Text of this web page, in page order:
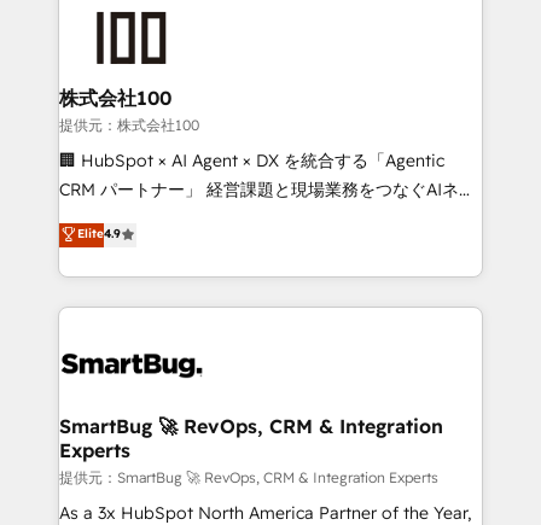
and build AI-powered workflows that drive adoption
from week one, in your time zone. What we do ➤
Onboarding: Live in weeks, with workflows built
around your business, not a template. ➤ Migration:
Move from any legacy CRM. Zero downtime, full data
run your revenue process. Sales, marketing, and
service wired together. ➤ AI and Integrations: Layer
tune-ups, feature rollouts, adoption coaching. Buying
HubSpot, switching to it, or reviving a stale portal?
We are built for the work.
株式会社100
提供元：株式会社100
🏢 HubSpot × AI Agent × DX を統合する「Agentic
CRM パートナー」 経営課題と現場業務をつなぐAIネイ
ティブ・エージェンシーとして、HubSpot Eliteの実装
力で顧客フロント業務を再設計します。 💡 100inc は何
をする会社か？ HubSpotを共通基盤に、AIエージェン
トを組み込んだ顧客フロント業務（マーケティング・営
ィブ・エージェンシーです。事業部・グループ会社・部
を、CRMを軸とした全社共通基盤に再構築します。意
思決定者・PMO・現場担当者に並走します。 1️⃣
HubSpot導入・活用支援 顧客データの一元化から、
GTMの見える化・自動化まで。全Hub統合運用、デー
Elite4.9
SmartBug 🚀 RevOps, CRM & Integration
Experts
提供元：SmartBug 🚀 RevOps, CRM & Integration Experts
As a 3x HubSpot North America Partner of the Year,